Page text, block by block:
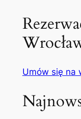
Umów się na